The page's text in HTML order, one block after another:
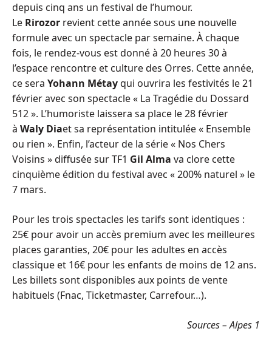
depuis cinq ans un festival de l’humour.
Le Rirozor revient cette année sous une nouvelle
formule avec un spectacle par semaine. À chaque
fois, le rendez-vous est donné à 20 heures 30 à
l’espace rencontre et culture des Orres. Cette année,
ce sera Yohann Métayqui ouvrira les festivités le 21
février avec son spectacle « La Tragédie du Dossard
512 ». L’humoriste laissera sa place le 28 février
à Waly Diaet sa représentation intitulée « Ensemble
ou rien ». Enfin, l’acteur de la série « Nos Chers
Voisins » diffusée sur TF1 Gil Alma va clore cette
cinquième édition du festival avec « 200% naturel » le
7 mars.
Pour les trois spectacles les tarifs sont identiques :
25€ pour avoir un accès premium avec les meilleures
places garanties, 20€ pour les adultes en accès
classique et 16€ pour les enfants de moins de 12 ans.
Les billets sont disponibles aux points de vente
habituels (Fnac, Ticketmaster, Carrefour…).
Sources – Alpes 1